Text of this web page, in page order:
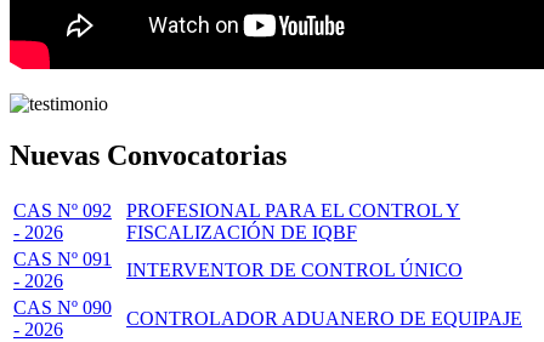
Nuevas Convocatorias
CAS Nº 092
- 2026
PROFESIONAL PARA EL CONTROL Y
FISCALIZACIÓN DE IQBF
CAS Nº 091
- 2026
INTERVENTOR DE CONTROL ÚNICO
CAS Nº 090
- 2026
CONTROLADOR ADUANERO DE EQUIPAJE